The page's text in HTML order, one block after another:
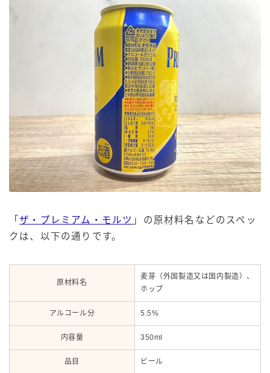
「ザ・プレミアム・モルツ 」の原材料名などのスペッ
クは、以下の通りです。
原材料名
麦芽（外国製造又は国内製造）、
ホップ
アルコール分 5.5%
内容量 350ml
品目 ビール